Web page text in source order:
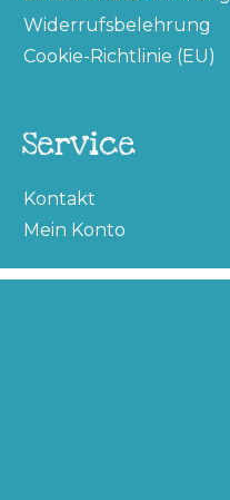
Widerrufsbelehrung
Cookie-Richtlinie (EU)
Service
Kontakt
Mein Konto